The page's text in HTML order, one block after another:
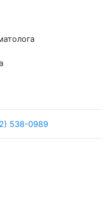
538-0989